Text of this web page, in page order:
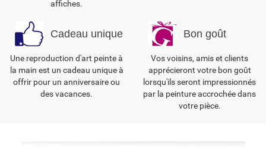
affiches.
Cadeau unique
Une reproduction d'art peinte à
la main est un cadeau unique à
offrir pour un anniversaire ou
des vacances.
Bon goût
Vos voisins, amis et clients
apprécieront votre bon goût
lorsqu'ils seront impressionnés
par la peinture accrochée dans
votre pièce.